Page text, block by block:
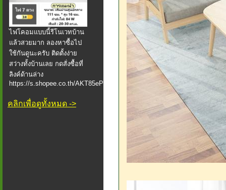
ไฟโคอมแบบนี้รีโนเวทบ้าน
แล้วสวยมาก ลองหาซื้อไป
ใช้กันดูนะครับ ติดตั้งง่าย
สว่างทั้งบ้านเลย กดสั่งซื้อที่
ลิงค์ด้านล่าง
https://s.shopee.co.th/AKT85ePYv...
คลิกเพื่อดูทั้งหมด ->